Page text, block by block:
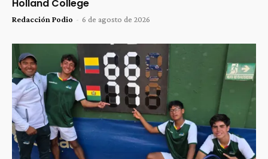
Holland College
Redacción Podio - 6 de agosto de 2026